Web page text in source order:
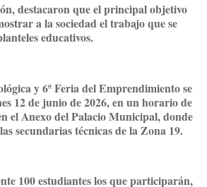
destacaron que el principal objetivo
a la sociedad el trabajo que se
educativos.
y 6ª Feria del Emprendimiento se
12 de junio de 2026, en un horario de
el Anexo del Palacio Municipal, donde
secundarias técnicas de la Zona 19.
100 estudiantes los que participarán,